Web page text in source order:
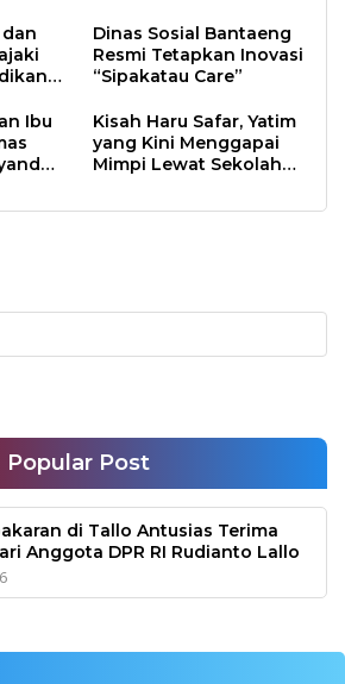
dan
Dinas Sosial Bantaeng
Resmi Tetapkan Inovasi
“Sipakatau Care”
Ibu
Kisah Haru Safar, Yatim
yang Kini Menggapai
Mimpi Lewat Sekolah
Popular Post
di Tallo Antusias Terima
Anggota DPR RI Rudianto Lallo